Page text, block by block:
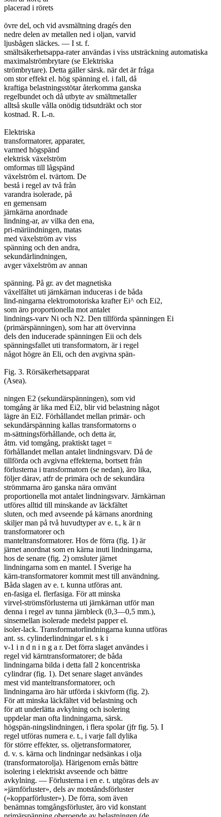
placerad i rörets
övre del, och vid avsmältning dragés den
nedre delen av metallen ned i oljan, varvid
ljusbågen släckes. — I st. f.
smältsäkerhetsappa-rater användas i viss utsträckning automatiska
maximalströmbrytare (se Elektriska
strömbrytare). Detta gäller särsk. när det är fråga
om stor effekt el. hög spänning el. i fall, då
kraftiga belastningsstötar återkomma ganska
regelbundet och då utbyte av smältmetaller
alltså skulle vålla onödig tidsutdräkt och stor
kostnad. R. L-n.
Elektriska
transformatorer, apparater,
varmed högspänd
elektrisk växelström
omformas till lågspänd
växelström el. tvärtom. De
bestå i regel av två från
varandra isolerade, på
en gemensam
järnkärna anordnade
lindning-ar, av vilka den ena,
pri-märiindningen, matas
med växelström av viss
spänning och den andra,
sekundärlindningen,
avger växelström av annan
spänning. På gr. av det magnetiska
växelfältet uti järnkärnan induceras i de båda
lind-ningarna elektromotoriska krafter Ei^ och Ei2,
som äro proportionella mot antalet
lindnings-varv Ni och N2. Den tillförda spänningen Ei
(primärspänningen), som har att övervinna
dels den inducerade spänningen Eii och dels
spänningsfallet uti transformatorn, är i regel
något högre än Eli, och den avgivna spän-
Fig. 3. Rörsäkerhetsapparat
(Asea).
ningen E2 (sekundärspänningen), som vid
tomgång är lika med Ei2, blir vid belastning något
lägre än Ei2. Förhållandet mellan primär- och
sekundärspänning kallas transformatorns o
m-sättningsförhållande, och detta är,
åtm. vid tomgång, praktiskt taget =
förhållandet mellan antalet lindningsvarv. Då de
tillförda och avgivna effekterna, bortsett från
förlusterna i transformatorn (se nedan), äro lika,
följer därav, atfr de primära och de sekundära
strömmarna äro ganska nära omvänt
proportionella mot antalet lindningsvarv. Järnkärnan
utföres alltid till minskande av läckfältet
sluten, och med avseende på kärnans anordning
skiljer man på två huvudtyper av e. t., k är n
transformatorer och
manteltransformatorer. Hos de förra (fig. 1) är
järnet anordnat som en kärna inuti lindningarna,
hos de senare (fig. 2) omsluter järnet
lindningarna som en mantel. I Sverige ha
kärn-transformatorer kommit mest till användning.
Båda slagen av e. t. kunna utföras ant.
en-fasiga el. flerfasiga. För att minska
virvel-strömsförlusterna uti järnkärnan utför man
denna i regel av tunna järnbleck (0,3—0,5 mm.),
sinsemellan isolerade medelst papper el.
isoler-lack. Transformatorlindningarna kunna utföras
ant. ss. cylinderlindningar el. s k i
v-1 i n d n i n g a r. Det förra slaget användes i
regel vid kärntransformatorer; de båda
lindningarna bilda i detta fall 2 koncentriska
cylindrar (fig. 1). Det senare slaget användes
mest vid manteltransformatorer, och
lindningarna äro här utförda i skivform (fig. 2).
För att minska läckfältet vid belastning och
för att underlätta avkylning och isolering
uppdelar man ofta lindningarna, särsk.
högspän-ningslindningen, i flera spolar (jfr fig. 5). I
regel utföras numera e. t., i varje fall dylika
för större effekter, ss. oljetransformatorer,
d. v. s. kärna och lindningar nedsänkas i olja
(transformatorolja). Härigenom ernås bättre
isolering i elektriskt avseende och bättre
avkylning. — Förlusterna i en e. t. utgöras dels av
»järnförluster», dels av motståndsförluster
(»kopparförluster»). De förra, som även
benämnas tomgångsförluster, äro vid konstant